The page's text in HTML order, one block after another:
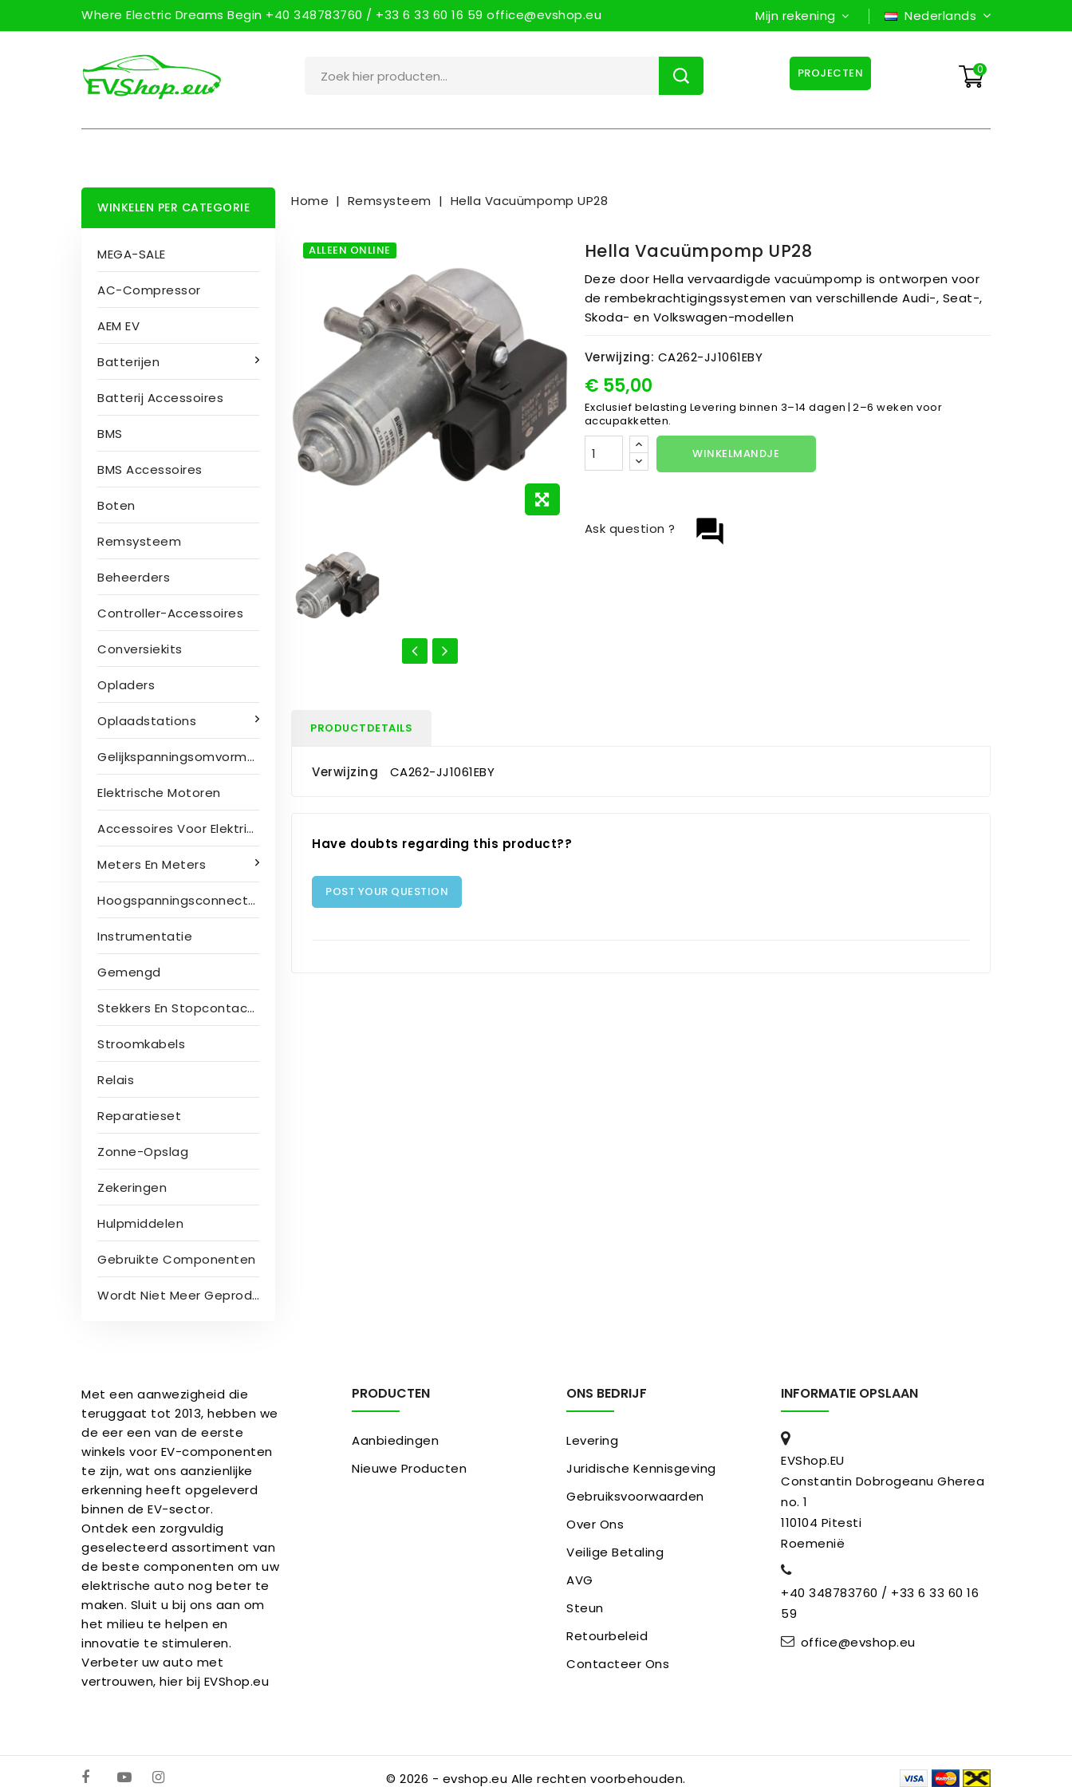
Where Electric Dreams Begin +40 348783760 / +33 6 33 60 16 59 office@evshop.eu Mijn rekening Nederlands
0
PROJECTEN
WINKELEN PER CATEGORIE
MEGA-SALE
AC-Compressor
AEM EV
Batterijen
Batterij Accessoires
BMS
BMS Accessoires
Boten
Remsysteem
Beheerders
Controller-Accessoires
Conversiekits
Opladers
Oplaadstations
Gelijkspanningsomvormers
Elektrische Motoren
Accessoires Voor Elektrische Motoren
Meters En Meters
Hoogspanningsconnectoren
Instrumentatie
Gemengd
Stekkers En Stopcontacten
Stroomkabels
Relais
Reparatieset
Zonne-Opslag
Zekeringen
Hulpmiddelen
Gebruikte Componenten
Wordt Niet Meer Geproduceerd
Home Remsysteem Hella Vacuümpomp UP28
ALLEEN ONLINE Hella Vacuümpomp UP28
Deze door Hella vervaardigde vacuümpomp is ontworpen voor
de rembekrachtigingssystemen van verschillende Audi-, Seat-,
Skoda- en Volkswagen-modellen
Verwijzing: CA262-JJ1061EBY
€ 55,00
Exclusief belasting Levering binnen 3–14 dagen | 2–6 weken voor
accupakketten.
WINKELMANDJE
question_answer
Ask question ?
PRODUCTDETAILS
Verwijzing CA262-JJ1061EBY
Have doubts regarding this product??
POST YOUR QUESTION
Met een aanwezigheid die
teruggaat tot 2013, hebben we
de eer een van de eerste
winkels voor EV-componenten
te zijn, wat ons aanzienlijke
erkenning heeft opgeleverd
binnen de EV-sector.
Ontdek een zorgvuldig
geselecteerd assortiment van
de beste componenten om uw
elektrische auto nog beter te
maken. Sluit u bij ons aan om
het milieu te helpen en
innovatie te stimuleren.
Verbeter uw auto met
vertrouwen, hier bij EVShop.eu
PRODUCTEN
Aanbiedingen
Nieuwe Producten
ONS BEDRIJF
Levering
Juridische Kennisgeving
Gebruiksvoorwaarden
Over Ons
Veilige Betaling
AVG
Steun
Retourbeleid
Contacteer Ons
INFORMATIE OPSLAAN
EVShop.EU
Constantin Dobrogeanu Gherea
no. 1
110104 Pitesti
Roemenië
+40 348783760 / +33 6 33 60 16
59
office@evshop.eu
© 2026 - evshop.eu Alle rechten voorbehouden.